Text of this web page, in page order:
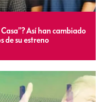
Así han cambiado
de su estreno